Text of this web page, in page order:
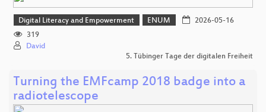
Digital Literacy and Empowerment ENUM
2026-05-16
319
David
5. Tübinger Tage der digitalen Freiheit
Turning the EMFcamp 2018 badge into a
radiotelescope